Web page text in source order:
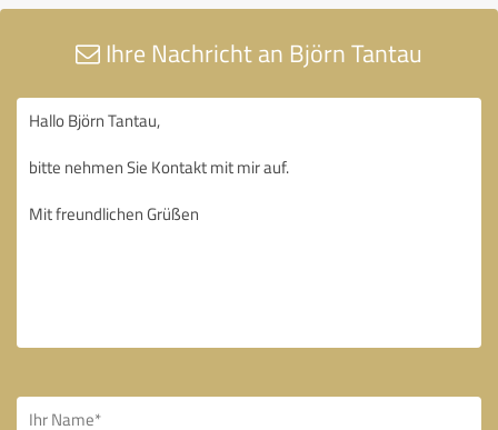
Ihre Nachricht an Björn Tantau